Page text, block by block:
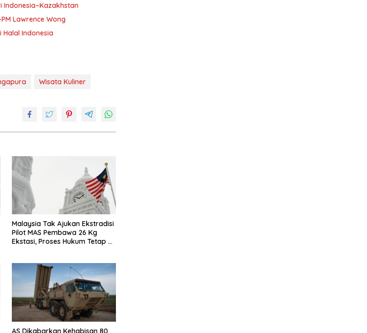
Indonesia–Kazakhstan
Lawrence Wong
Halal Indonesia
Wisata Kuliner
Malaysia Tak Ajukan Ekstradisi
Pilot MAS Pembawa 26 Kg
Ekstasi, Proses Hukum Tetap di
AS Dikabarkan Kehabisan 80